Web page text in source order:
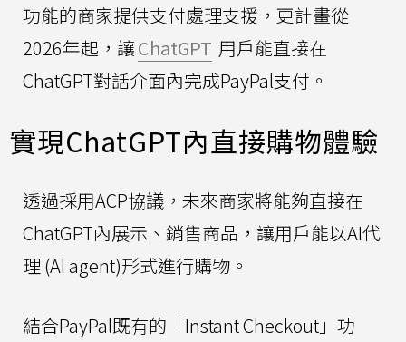
功能的商家提供支付處理支援，更計畫從
2026年起，讓ChatGPT 用戶能直接在
ChatGPT對話介面內完成PayPal支付。
實現ChatGPT內直接購物體驗
透過採用ACP協議，未來商家將能夠直接在
ChatGPT內展示、銷售商品，讓用戶能以AI代
理 (AI agent)形式進行購物。
結合PayPal既有的「Instant Checkout」功